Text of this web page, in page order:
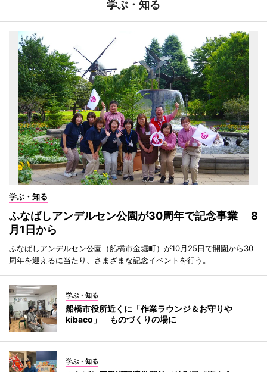
学ぶ・知る
学ぶ・知る
ふなばしアンデルセン公園が30周年で記念事業 8
月1日から
ふなばしアンデルセン公園（船橋市金堀町）が10月25日で開園から30
周年を迎えるに当たり、さまざまな記念イベントを行う。
学ぶ・知る
船橋市役所近くに「作業ラウンジ＆お守りや
kibaco」 ものづくりの場に
学ぶ・知る